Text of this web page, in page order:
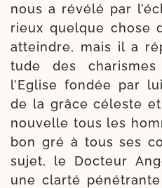
nous a révé­lé par
rieux quelque chose
atteindre, mais il a
tude des
l’Eglise fon­dée par
de la grâce céleste
nou­velle tous les
bon gré à tous ses
sujet, le Docteur
une clar­té